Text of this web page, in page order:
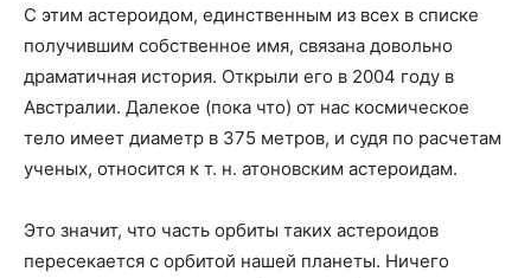
С этим астероидом, единственным из всех в списке
получившим собственное имя, связана довольно
драматичная история. Открыли его в 2004 году в
Австралии. Далекое (пока что) от нас космическое
тело имеет диаметр в 375 метров, и судя по расчетам
ученых, относится к т. н. атоновским астероидам.
Это значит, что часть орбиты таких астероидов
пересекается с орбитой нашей планеты. Ничего